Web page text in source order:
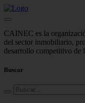
CAINEC es la
del sector inmobiliario,
desarrollo competitivo de
Buscar